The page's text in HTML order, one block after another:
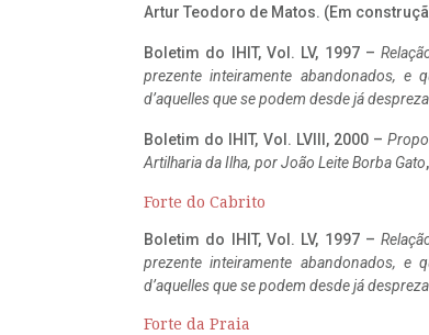
Artur Teodoro de Matos. (Em
Boletim do IHIT, Vol. LV, 1997 –
prezente inteiramente abandonados, e
d’aquelles que se podem desde já
Boletim do IHIT, Vol. LVIII, 2000 –
Artilharia da Ilha, por João Leite Borba Gato
Forte do Cabrito
Boletim do IHIT, Vol. LV, 1997 –
prezente inteiramente abandonados, e
d’aquelles que se podem desde já
Forte da Praia